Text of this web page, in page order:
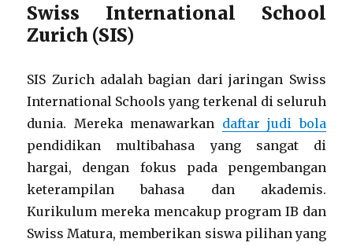
Swiss International School
Zurich (SIS)
SIS Zurich adalah bagian dari jaringan Swiss
International Schools yang terkenal di seluruh
dunia. Mereka menawarkan daftar judi bola
pendidikan multibahasa yang sangat di
hargai, dengan fokus pada pengembangan
keterampilan bahasa dan akademis.
Kurikulum mereka mencakup program IB dan
Swiss Matura, memberikan siswa pilihan yang